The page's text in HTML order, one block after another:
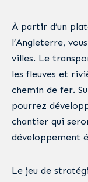
À partir d’un
l’Angleterre,
villes. Le
les fleuves et
chemin de fer.
pourrez
chantier qui
développement
Le jeu de